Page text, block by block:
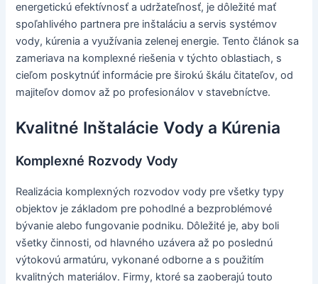
energetickú efektívnosť a udržateľnosť, je dôležité mať
spoľahlivého partnera pre inštaláciu a servis systémov
vody, kúrenia a využívania zelenej energie. Tento článok sa
zameriava na komplexné riešenia v týchto oblastiach, s
cieľom poskytnúť informácie pre širokú škálu čitateľov, od
majiteľov domov až po profesionálov v stavebníctve.
Kvalitné Inštalácie Vody a Kúrenia
Komplexné Rozvody Vody
Realizácia komplexných rozvodov vody pre všetky typy
objektov je základom pre pohodlné a bezproblémové
bývanie alebo fungovanie podniku. Dôležité je, aby boli
všetky činnosti, od hlavného uzávera až po poslednú
výtokovú armatúru, vykonané odborne a s použitím
kvalitných materiálov. Firmy, ktoré sa zaoberajú touto